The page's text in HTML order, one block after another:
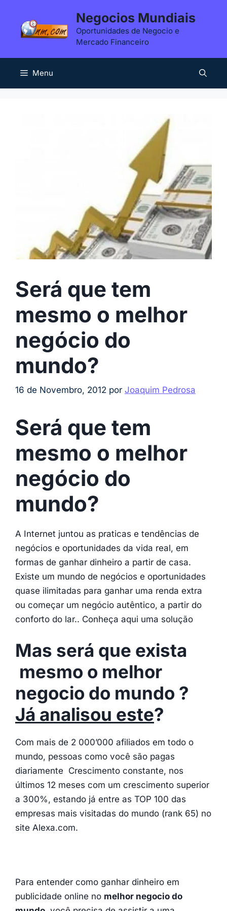
Negocios Mundiais
Oportunidades de Negocio e
Mercado Financeiro
Menu
Será que tem
mesmo o melhor
negócio do
mundo?
16 de Novembro, 2012 por Joaquim Pedrosa
Será que tem
mesmo o melhor
negócio do
mundo?
A Internet juntou as praticas e tendências de
negócios e oportunidades da vida real, em
formas de ganhar dinheiro a partir de casa.
Existe um mundo de negócios e oportunidades
quase ilimitadas para ganhar uma renda extra
ou começar um negócio autêntico, a partir do
conforto do lar.. Conheça aqui uma solução
Mas será que exista
mesmo o melhor
negocio do mundo ?
Já analisou este?
Com mais de 2 000’000 afiliados em todo o
mundo, pessoas como você são pagas
diariamente Crescimento constante, nos
últimos 12 meses com um crescimento superior
a 300%, estando já entre as TOP 100 das
empresas mais visitadas do mundo (rank 65) no
site Alexa.com.
Para entender como ganhar dinheiro em
publicidade online no melhor negocio do